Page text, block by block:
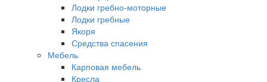
Лодки гребно-моторные
Лодки гребные
Якоря
Средства спасения
Мебель
Карповая мебель
Кресла